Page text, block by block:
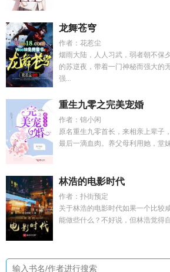
龙舞苍穹
作者：花惹尘
烟雨大陆，人人习武，弱者朝不保
的苏逆夜，带着一门神秘而强大的
强...
重生九零之完美宠婚
作者：锦小闲
原名重生九零首长，来相亲上辈子
最后一滴血肉。养父母利用她，堂
林浩的电影时代
作者：扑街预定
关于林浩的电影时代如果一个比较
能做些什么？不好说，但林浩觉得